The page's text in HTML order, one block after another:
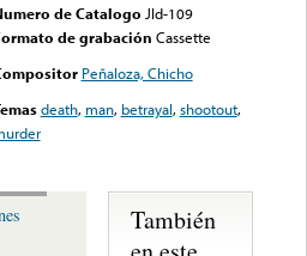
de Catalogo Jld-109
de grabación Cassette
Peñaloza, Chicho
death, man, betrayal,shootout,
También